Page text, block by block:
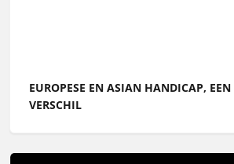
EUROPESE EN ASIAN HANDICAP, EEN
VERSCHIL